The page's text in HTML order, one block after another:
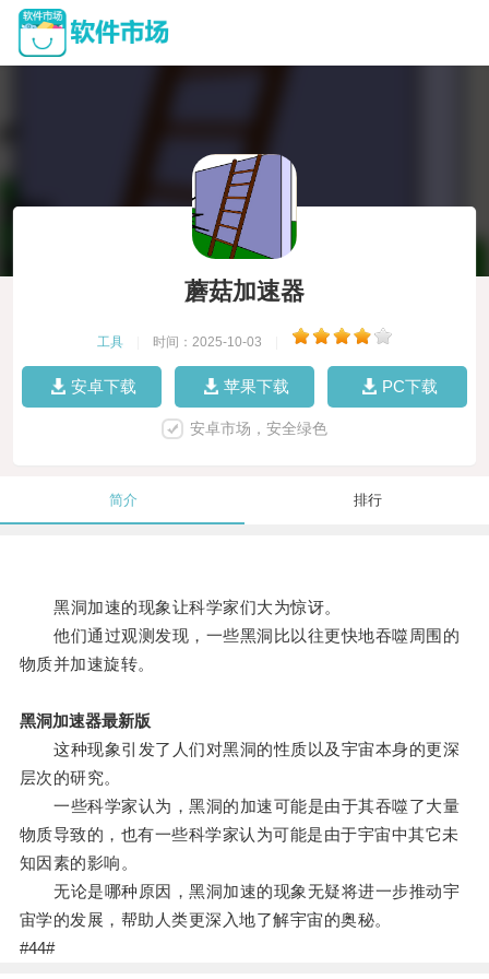
蘑菇加速器
工具 时间：2025-10-03
安卓下载 苹果下载 PC下载
安卓市场，安全绿色
简介 排行
黑洞加速的现象让科学家们大为惊讶。
他们通过观测发现，一些黑洞比以往更快地吞噬周围的
物质并加速旋转。
黑洞加速器最新版
这种现象引发了人们对黑洞的性质以及宇宙本身的更深
层次的研究。
一些科学家认为，黑洞的加速可能是由于其吞噬了大量
物质导致的，也有一些科学家认为可能是由于宇宙中其它未
知因素的影响。
无论是哪种原因，黑洞加速的现象无疑将进一步推动宇
宙学的发展，帮助人类更深入地了解宇宙的奥秘。
#44#